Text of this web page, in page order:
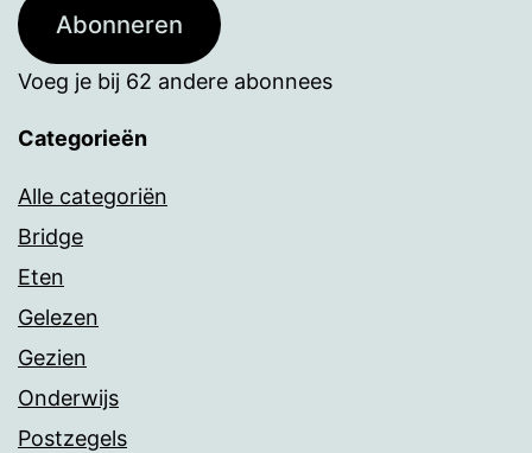
Abonneren
Voeg je bij 62 andere abonnees
Categorieën
Alle categoriën
Bridge
Eten
Gelezen
Gezien
Onderwijs
Postzegels